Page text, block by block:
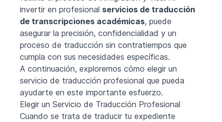
invertir en profesional servicios de traducción
de transcripciones académicas, puede
asegurar la precisión, confidencialidad y un
proceso de traducción sin contratiempos que
cumpla con sus necesidades específicas.
A continuación, exploremos cómo elegir un
servicio de traducción profesional que pueda
ayudarte en este importante esfuerzo.
Elegir un Servicio de Traducción Profesional
Cuando se trata de traducir tu expediente